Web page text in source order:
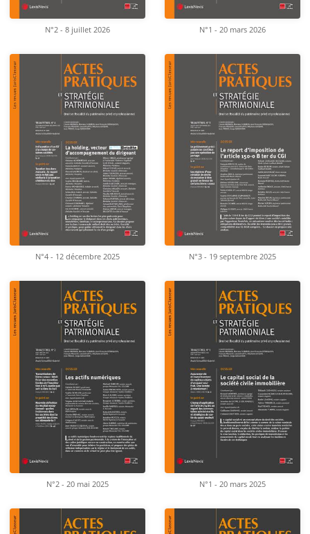
N°2 - 8 juillet 2026 N°1 - 20 mars 2026
N°4 - 12 décembre 2025 N°3 - 19 septembre 2025
N°2 - 20 mai 2025 N°1 - 20 mars 2025